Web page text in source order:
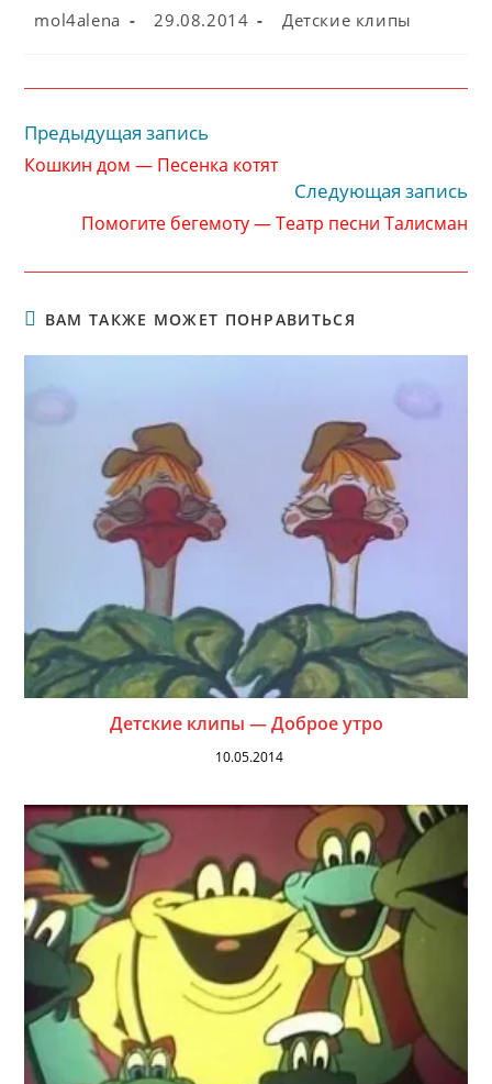
Автор
mol4alena
Запись
29.08.2014
Рубрика
записи:
Детские клипы
Читать
статьи
Предыдущая запись
Кошкин дом — Песенка котят
Следующая запись
Помогите бегемоту — Театр песни Талисман
ВАМ ТАКЖЕ МОЖЕТ ПОНРАВИТЬСЯ
Детские клипы — Доброе утро
10.05.2014